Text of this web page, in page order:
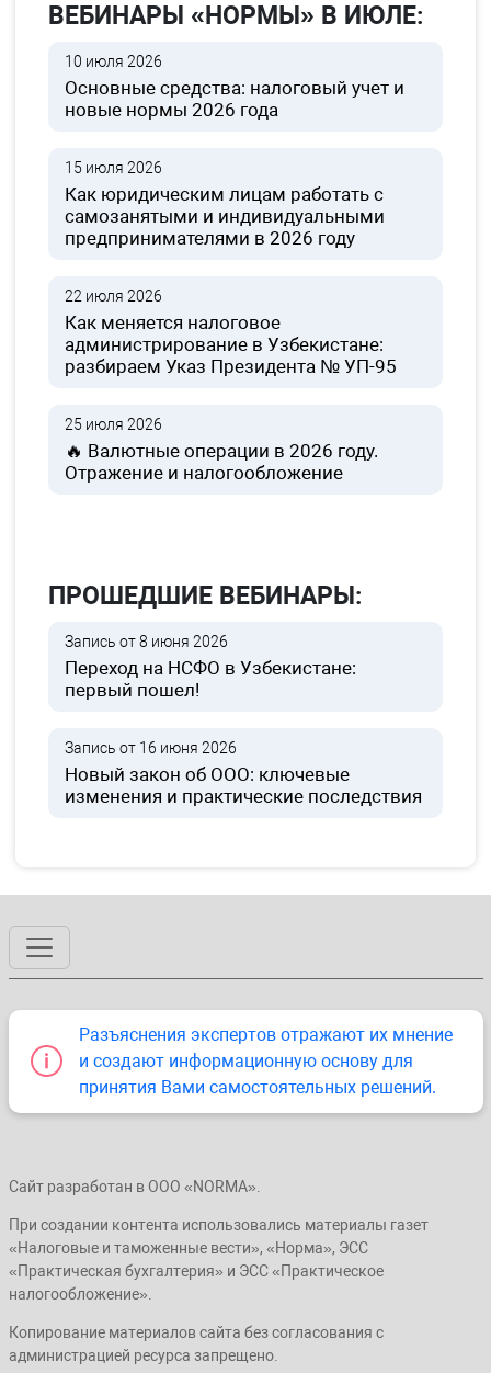
ВЕБИНАРЫ «НОРМЫ» В ИЮЛЕ:
10 июля 2026
Основные средства: налоговый учет и
новые нормы 2026 года
15 июля 2026
Как юридическим лицам работать с
самозанятыми и индивидуальными
предпринимателями в 2026 году
22 июля 2026
Как меняется налоговое
администрирование в Узбекистане:
разбираем Указ Президента № УП-95
25 июля 2026
🔥 Валютные операции в 2026 году.
Отражение и налогообложение
ПРОШЕДШИЕ ВЕБИНАРЫ:
Запись от 8 июня 2026
Переход на НСФО в Узбекистане:
первый пошел!
Запись от 16 июня 2026
Новый закон об ООО: ключевые
изменения и практические последствия
Разъяснения экспертов отражают их мнение
и создают информационную основу для
принятия Вами самостоятельных решений.
Сайт разработан в ООО «NORMA».
При создании контента использовались материалы газет
«Налоговые и таможенные вести», «Норма», ЭСС
«Практическая бухгалтерия» и ЭСС «Практическое
налогообложение».
Копирование материалов сайта без согласования с
администрацией ресурса запрещено.